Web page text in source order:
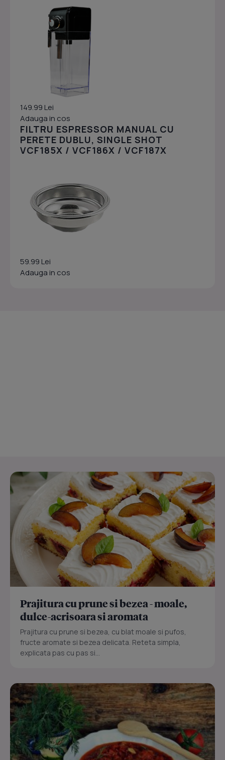
149.99 Lei
Adauga in cos
FILTRU ESPRESSOR MANUAL CU
PERETE DUBLU, SINGLE SHOT
VCF185X / VCF186X / VCF187X
59.99 Lei
Adauga in cos
Prajitura cu prune si bezea - moale,
dulce-acrisoara si aromata
Prajitura cu prune si bezea, cu blat moale si pufos,
fructe aromate si bezea delicata. Reteta simpla,
explicata pas cu pas si...